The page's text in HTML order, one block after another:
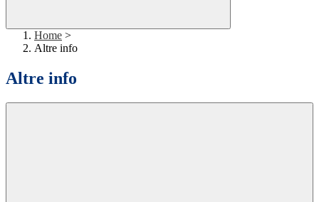
Home >
Altre info
Altre info